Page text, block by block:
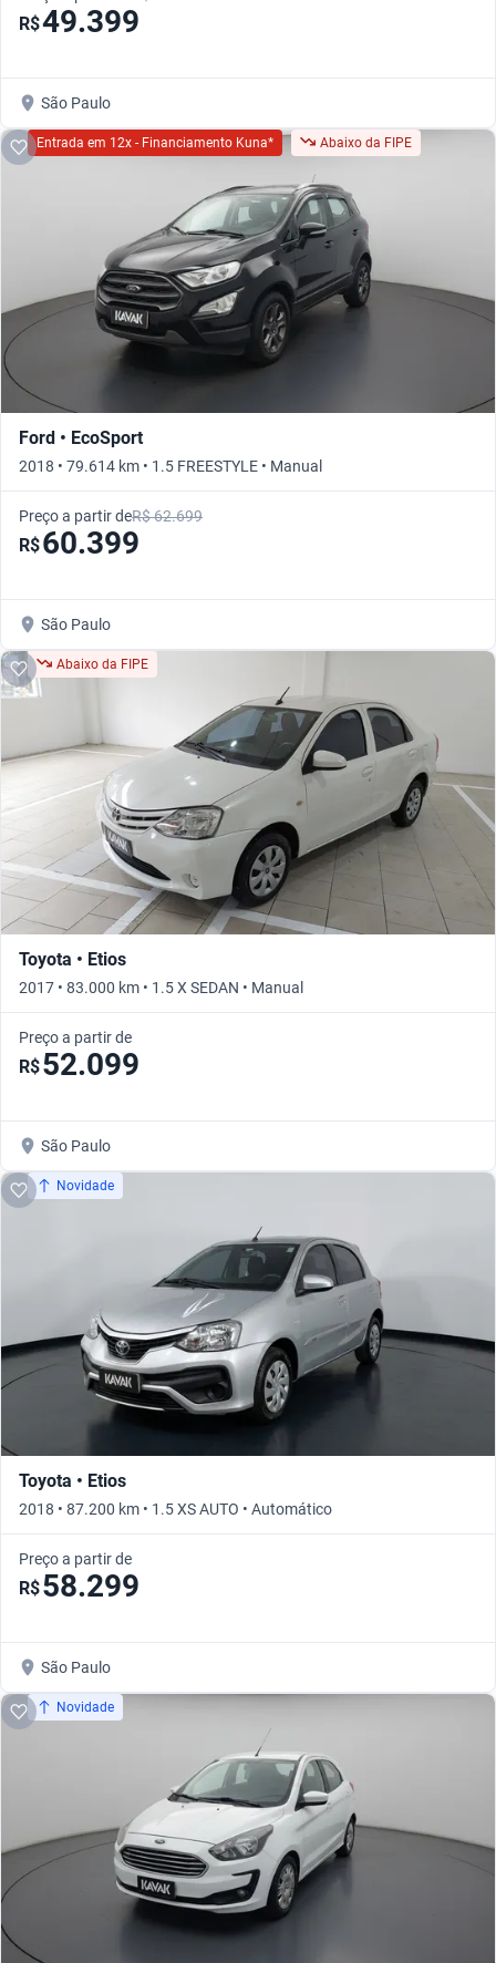
R$49.399
São Paulo
Entrada em 12x - Financiamento Kuna* Abaixo da FIPE
Ford • EcoSport
2018 • 79.614 km • 1.5 FREESTYLE • Manual
Preço a partir deR$ 62.699
R$60.399
São Paulo
Abaixo da FIPE
Toyota • Etios
2017 • 83.000 km • 1.5 X SEDAN • Manual
Preço a partir de
R$52.099
São Paulo
Novidade
Toyota • Etios
2018 • 87.200 km • 1.5 XS AUTO • Automático
Preço a partir de
R$58.299
São Paulo
Novidade